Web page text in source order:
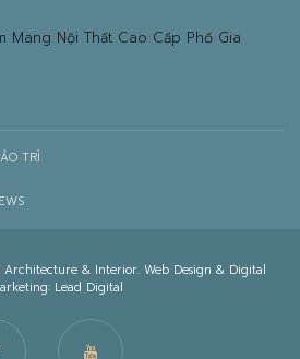
TRÌ
Architecture & Interior. Web Design & Digital
Lead Digital